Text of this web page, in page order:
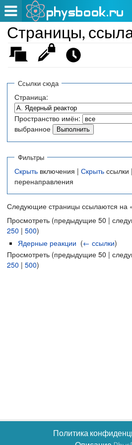
Страницы,
Ссылки сюда
Страница:
Пространство имён:
выбранное
Фильтры
Скрыть включения | Скрыть ссылки |
перенаправления
Следующие страницы ссылаются на
Просмотреть (предыдущие 50 |
250 | 500)
Ядерные реакции (← ссылки)
Просмотреть (предыдущие 50 |
250 | 500)
Политика